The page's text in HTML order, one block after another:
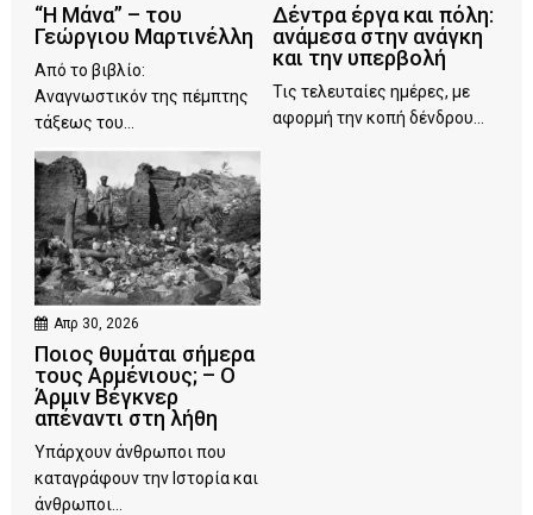
“Η Μάνα” – του
Γεώργιου Μαρτινέλλη
Από το βιβλίο:
Αναγνωστικόν της πέμπτης
τάξεως του...
Δέντρα έργα και πόλη:
ανάμεσα στην ανάγκη
και την υπερβολή
Τις τελευταίες ημέρες, με
αφορμή την κοπή δένδρου...
Απρ 30, 2026
Ποιος θυμάται σήμερα
τους Αρμένιους; – Ο
Άρμιν Βέγκνερ
απέναντι στη λήθη
Υπάρχουν άνθρωποι που
καταγράφουν την Ιστορία και
άνθρωποι...